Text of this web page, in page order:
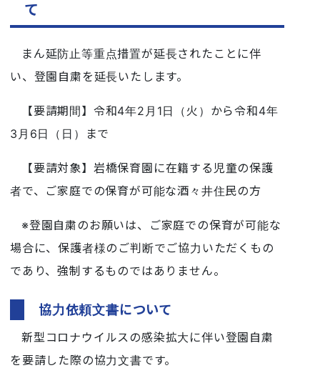
て
まん延防止等重点措置が延長されたことに伴
い、登園自粛を延長いたします。
【要請期間】令和4年2月1日（火）から令和4年
3月6日（日）まで
【要請対象】岩橋保育園に在籍する児童の保護
者で、ご家庭での保育が可能な酒々井住民の方
※登園自粛のお願いは、ご家庭での保育が可能な
場合に、保護者様のご判断でご協力いただくもの
であり、強制するものではありません。
協力依頼文書について
新型コロナウイルスの感染拡大に伴い登園自粛
を要請した際の協力文書です。